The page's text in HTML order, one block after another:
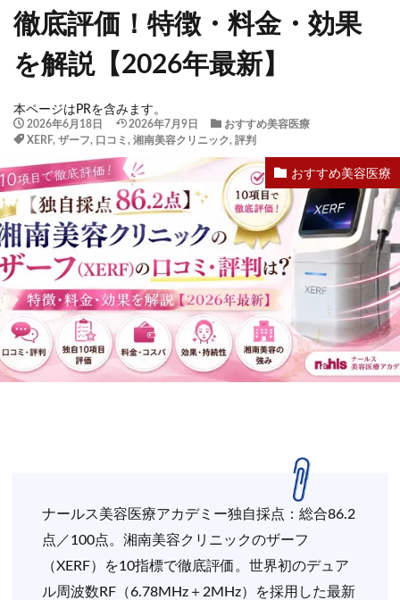
徹底評価！特徴・料金・効果
を解説【2026年最新】
本ページはPRを含みます。
2026年6月18日 2026年7月9日
おすすめ美容医療
XERF, ザーフ, 口コミ , 湘南美容クリニック, 評判
おすすめ美容医療
ナールス美容医療アカデミー独自採点：総合86.2
点／100点。湘南美容クリニックのザーフ
（XERF）を10指標で徹底評価。世界初のデュア
ル周波数RF（6.78MHz＋2MHz）を採用した最新